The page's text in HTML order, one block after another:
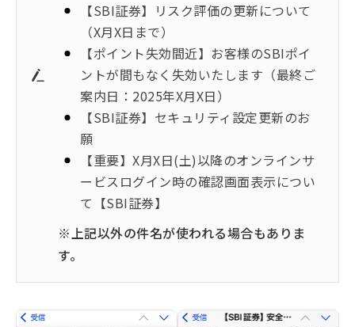
【SBI証券】リスク評価の更新について
（X月X日まで）
【ポイント失効間近】お客様のSBIポイ
ントが間もなく失効いたします（最終ご
案内日：2025年X月X日）
【SBI証券】セキュリティ設定更新のお
願
【重要】X月X日(土)以降のオンラインサ
ービスログイン時の確認画面表示につい
て【SBI証券】
※上記以外の件名が使われる場合もありま
す。